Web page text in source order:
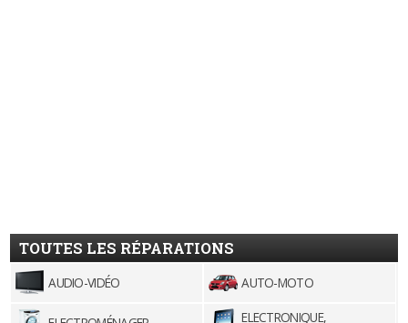
TOUTES LES RÉPARATIONS
AUDIO-VIDÉO AUTO-MOTO
ELECTRONIQUE,